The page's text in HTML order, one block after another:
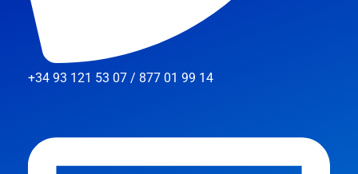
+34 93 121 53 07 / 877 01 99 14